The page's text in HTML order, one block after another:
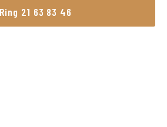
Ring 21 63 83 46